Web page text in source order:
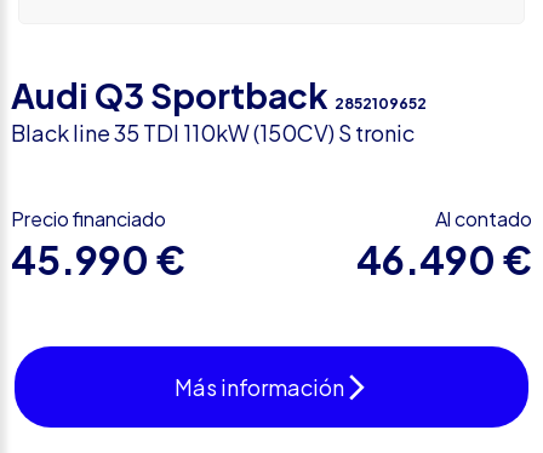
Audi Q3 Sportback 2852109652
Black line 35 TDI 110kW (150CV) S tronic
Precio financiado
45.990 €
Al contado
46.490 €
Más información